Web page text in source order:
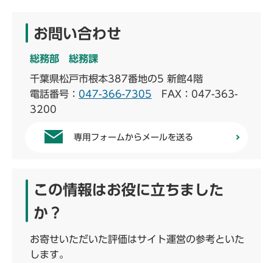
お問い合わせ
総務部 総務課
千葉県松戸市根本387番地の5 新館4階
電話番号： 047-366-7305 FAX：047-363-
3200
専用フォームからメールを送る
この情報はお役に立ちました
か？
お寄せいただいた評価はサイト運営の参考といた
します。